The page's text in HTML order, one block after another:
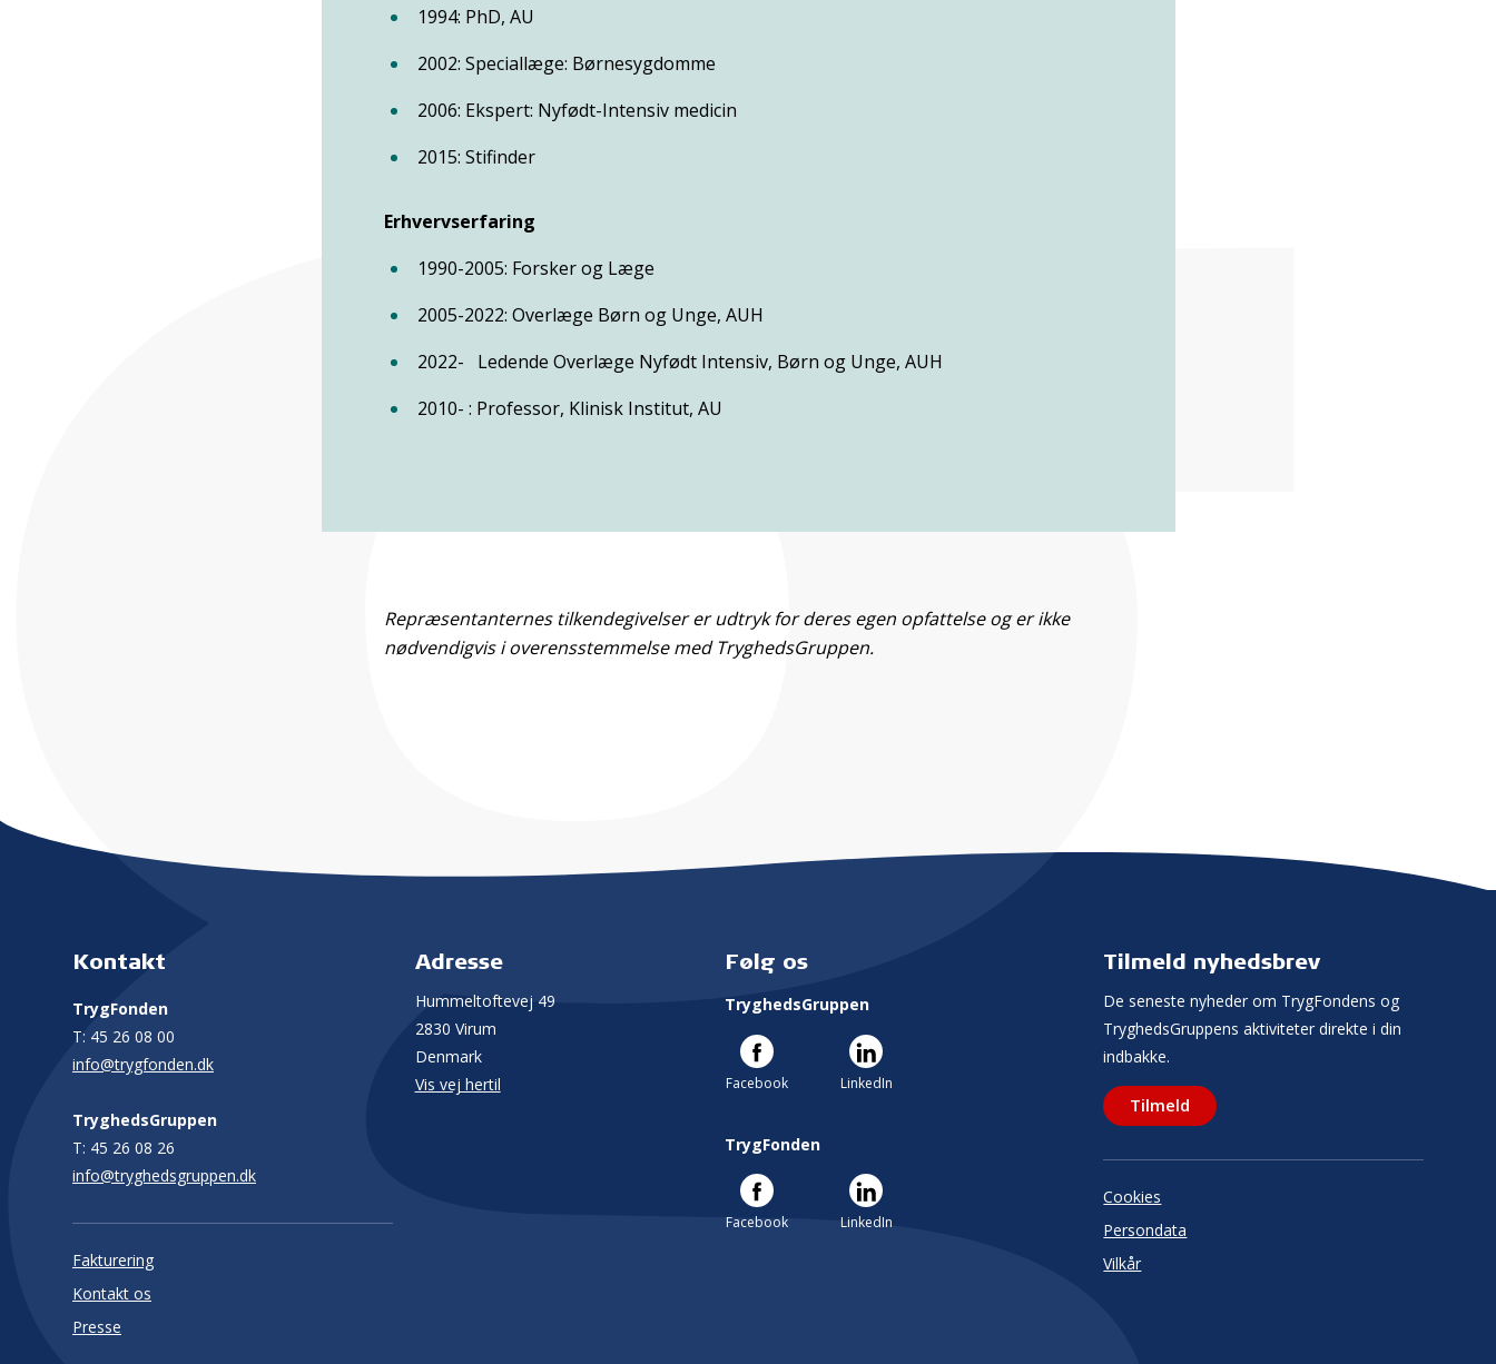
1994: PhD, AU
2002: Speciallæge: Børnesygdomme
2006: Ekspert: Nyfødt-Intensiv medicin
2015: Stifinder
Erhvervserfaring
1990-2005: Forsker og Læge
2005-2022: Overlæge Børn og Unge, AUH
2022- Ledende Overlæge Nyfødt Intensiv, Børn og Unge, AUH
2010- : Professor, Klinisk Institut, AU
Repræsentanternes tilkendegivelser er udtryk for deres egen opfattelse og er ikke
nødvendigvis i overensstemmelse med TryghedsGruppen.
Tilmeld nyhedsbrev
De seneste nyheder om TrygFondens og
TryghedsGruppens aktiviteter direkte i din
indbakke.
Tilmeld
Kontakt
TrygFonden
T: 45 26 08 00
info@trygfonden.dk
TryghedsGruppen
T: 45 26 08 26
info@tryghedsgruppen.dk
Adresse
Hummeltoftevej 49
2830 Virum
Denmark
Vis vej hertil
Fakturering
Kontakt os
Presse
Cookies
Persondata
Vilkår
Følg os
TryghedsGruppen
Facebook LinkedIn
TrygFonden
Facebook LinkedIn